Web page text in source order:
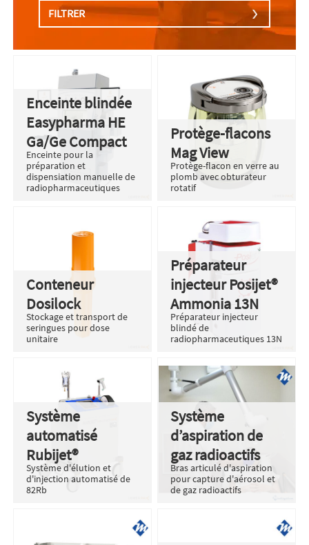
FILTRER
Enceinte blindée
Easypharma HE
Ga/Ge Compact
Enceinte pour la
préparation et
dispensiation manuelle de
radiopharmaceutiques
Protège-flacons
Mag View
Protège-flacon en verre au
plomb avec obturateur
rotatif
Conteneur
Dosilock
Stockage et transport de
seringues pour dose
unitaire
Préparateur
injecteur Posijet®
Ammonia 13N
Préparateur injecteur
blindé de
radiopharmaceutiques 13N
Système
automatisé
Rubijet®
Système d'élution et
d'injection automatisé de
82Rb
Système
d’aspiration de
gaz radioactifs
Bras articulé d'aspiration
pour capture d'aérosol et
de gaz radioactifs